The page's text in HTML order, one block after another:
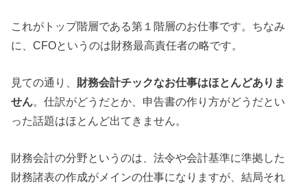
これがトップ階層である第１階層のお仕事です。ちなみ
に、CFOというのは財務最高責任者の略です。
見ての通り、 財務会計チックなお仕事はほとんどありま
せん。仕訳がどうだとか、申告書の作り方がどうだとい
った話題はほとんど出てきません。
財務会計の分野というのは、法令や会計基準に準拠した
財務諸表の作成がメインの仕事になりますが、結局それ